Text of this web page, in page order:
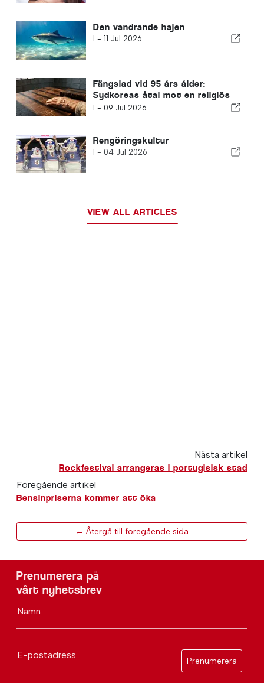
Den vandrande hajen
I - 11 Jul 2026
Fängslad vid 95 års ålder:
Sydkoreas åtal mot en religiös
ledare väcker internationell oro
I - 09 Jul 2026
Rengöringskultur
I - 04 Jul 2026
VIEW ALL ARTICLES
Nästa artikel
Rockfestival arrangeras i portugisisk stad
Föregående artikel
Bensinpriserna kommer att öka
← Återgå till föregående sida
Prenumerera på
vårt nyhetsbrev
Namn
E-postadress
Prenumerera